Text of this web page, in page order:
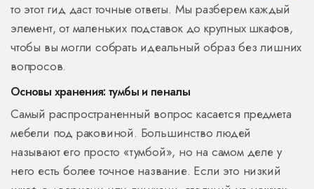
то этот гид даст точные ответы. Мы разберем каждый
элемент, от маленьких подставок до крупных шкафов,
чтобы вы могли собрать идеальный образ без лишних
вопросов.
Основы хранения: тумбы и пеналы
Самый распространенный вопрос касается предмета
мебели под раковиной. Большинство людей
называют его просто «тумбой», но на самом деле у
него есть более точное название. Если это низкий